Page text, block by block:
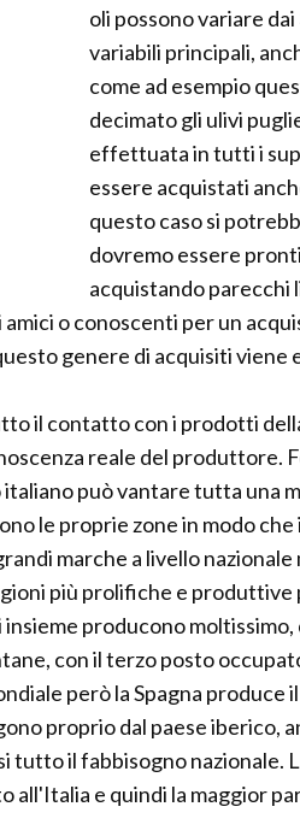
oli possono variare
variabili principali,
come ad esempio
decimato gli ulivi
effettuata in tutti i
essere acquistati
questo caso si
dovremo essere
acquistando parecchi
o conoscenti per un
genere di acquisiti
il contatto con i prodotti
reale del produttore.
italiano può vantare tutta una
le proprie zone in modo
marche a livello
più prolifiche e produttive
producono
con il terzo posto
però la Spagna produce
proprio dal paese iberico,
tutto il fabbisogno nazionale.
all'Italia e quindi la maggior